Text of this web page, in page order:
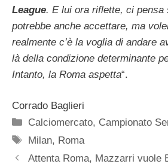
League. E lui ora riflette, ci pensa
potrebbe anche accettare, ma
realmente c’è la voglia di andare
là della condizione determinante
Intanto, la Roma aspetta“.
Corrado Baglieri
Categorie
Calciomercato, Campionato
Tag
Milan, Roma
Attenta Roma, Mazzarri vuole